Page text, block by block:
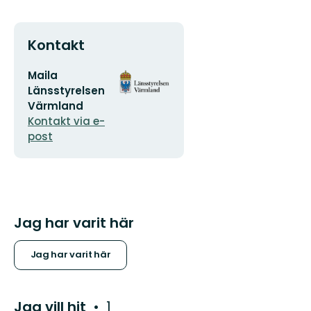
Kontakt
E-
postadress
Maila
Länsstyrelsen
Värmland
Kontakt via e-
post
Organisationens
logotyp
Jag har varit här
Jag har varit här
Jag vill hit 1